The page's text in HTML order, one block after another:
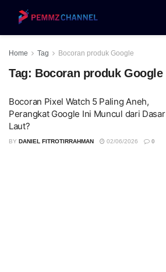
Home Tag Bocoran produk Google
Tag: Bocoran produk Google
Bocoran Pixel Watch 5 Paling Aneh,
Perangkat Google Ini Muncul dari Dasar
Laut?
BY DANIEL FITROTIRRAHMAN 02/06/2026 0